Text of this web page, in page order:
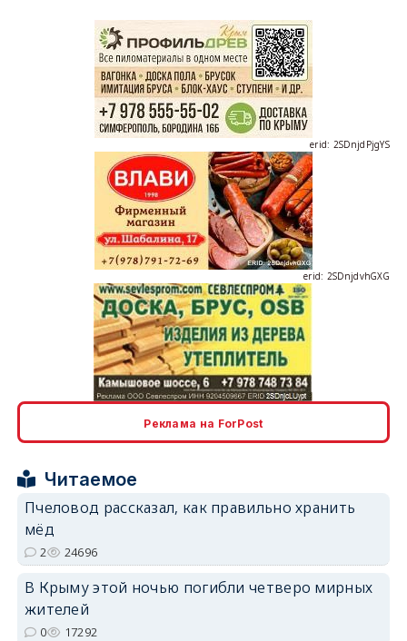
erid: 2SDnjdPjgYS
erid: 2SDnjdvhGXG
erid: 2SDnjcLUypt
Реклама на ForPost
Читаемое
Пчеловод рассказал, как правильно хранить
мёд
2 24696
В Крыму этой ночью погибли четверо мирных
жителей
0 17292